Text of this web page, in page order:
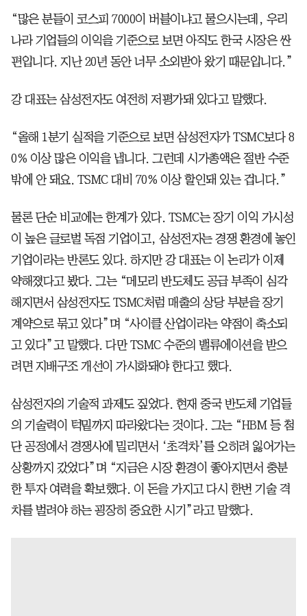
“많은 분들이 코스피 7000이 버블이냐고 물으시는데, 우리
나라 기업들의 이익을 기준으로 보면 아직도 한국 시장은 싼
편입니다. 지난 20년 동안 너무 소외받아 왔기 때문입니다.”
강 대표는 삼성전자도 여전히 저평가돼 있다고 말했다.
“올해 1분기 실적을 기준으로 보면 삼성전자가 TSMC보다 8
0% 이상 많은 이익을 냅니다. 그런데 시가총액은 절반 수준
밖에 안 돼요. TSMC 대비 70% 이상 할인돼 있는 겁니다.”
물론 단순 비교에는 한계가 있다. TSMC는 장기 이익 가시성
이 높은 글로벌 독점 기업이고, 삼성전자는 경쟁 환경에 놓인
기업이라는 반론도 있다. 하지만 강 대표는 이 논리가 이제
약해졌다고 봤다. 그는 “메모리 반도체도 공급 부족이 심각
해지면서 삼성전자도 TSMC처럼 매출의 상당 부분을 장기
계약으로 묶고 있다”며 “사이클 산업이라는 약점이 축소되
고 있다”고 말했다. 다만 TSMC 수준의 밸류에이션을 받으
려면 지배구조 개선이 가시화돼야 한다고 했다.
삼성전자의 기술적 과제도 짚었다. 현재 중국 반도체 기업들
의 기술력이 턱밑까지 따라왔다는 것이다. 그는 “HBM 등 첨
단 공정에서 경쟁사에 밀리면서 ‘초격차’를 오히려 잃어가는
상황까지 갔었다”며 “지금은 시장 환경이 좋아지면서 충분
한 투자 여력을 확보했다. 이 돈을 가지고 다시 한번 기술 격
차를 벌려야 하는 굉장히 중요한 시기”라고 말했다.